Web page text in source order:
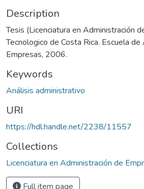
Description
Tesis (Licenciatura en Administración
Tecnologico de Costa Rica. Escuela
Empresas, 2006.
Keywords
Análisis administrativo
URI
https://hdl.handle.net/2238/11557
Collections
Licenciatura en Administración de
Full item page